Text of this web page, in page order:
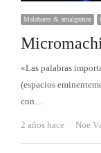
Malabares & amalgamas
«Las palabras
(espacios
con…
2 años hace Autor
Noe